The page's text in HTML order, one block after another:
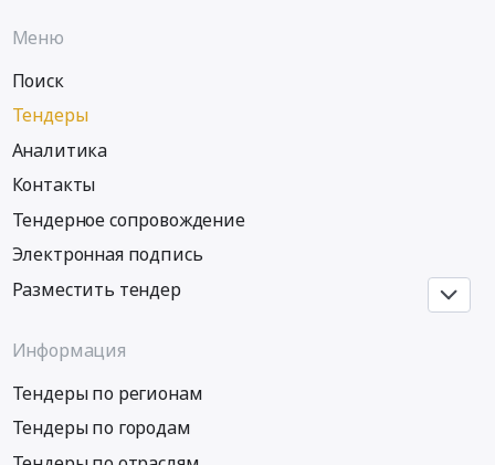
Меню
Поиск
Тендеры
Аналитика
Контакты
Тендерное сопровождение
Электронная подпись
Разместить тендер
Информация
Тендеры по регионам
Тендеры по городам